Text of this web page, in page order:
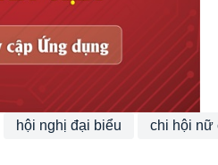
hội nghị đại biểu chi hội nữ